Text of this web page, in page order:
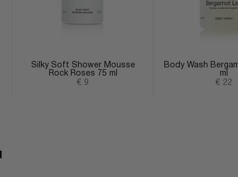
Silky Soft Shower Mousse
Rock Roses 75 ml
Angebot
€ 9
Body Wash
ml
€ 22